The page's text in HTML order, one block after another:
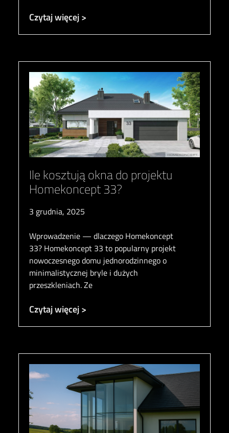
Czytaj więcej >
Ile kosztują okna do projektu
Homekoncept 33?
3 grudnia, 2025
Wprowadzenie — dlaczego Homekoncept
33? Homekoncept 33 to popularny projekt
nowoczesnego domu jednorodzinnego o
minimalistycznej bryle i dużych
przeszkleniach. Ze
Czytaj więcej >